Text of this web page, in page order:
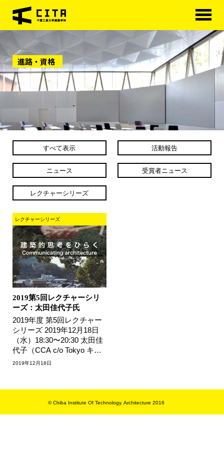
HOME
学科概要
学べる分野
大学院
進路・資格
研究室紹介
進路・資格
すべて表示 活動報告
ニュース 受賞者ニュース
レクチャーシリーズ
レクチャーシリーズ
2019第5回レクチャーシリ
ーズ：太田佳代子氏
2019年度 第5回レクチャー
シリーズ 2019年12月18日
（水）18:30〜20:30 太田佳
代子（CCA c/o Tokyo キュ
レーター） 講演テーマ『建
2019年12月18日
© Chiba Institute Of Technology. Architecture 2016